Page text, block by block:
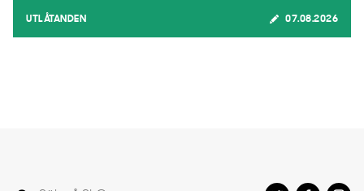
UTLÅTANDEN 07.08.2026